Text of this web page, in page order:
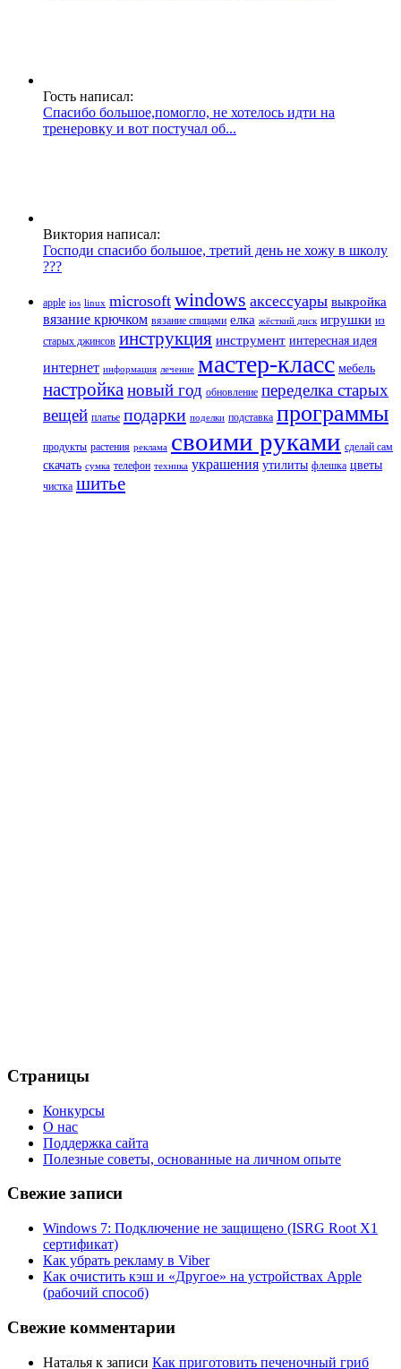
Гость написал:
Спасибо большое,помогло, не хотелось идти на
тренеровку и вот постучал об...
Виктория написал:
Господи спасибо большое, третий день не хожу в школу
???
apple ios linux microsoft windows аксессуары выкройка
вязание крючком вязание спицами елка жёсткий диск игрушки из
старых джинсов инструкция инструмент интересная идея
интернет информация лечение мастер-класс мебель
настройка новый год обновление переделка старых
вещей платье подарки поделки подставка программы
продукты растения реклама своими руками сделай сам
скачать сумка телефон техника украшения утилиты флешка цветы
чистка шитье
Страницы
Конкурсы
О нас
Поддержка сайта
Полезные советы, основанные на личном опыте
Свежие записи
Windows 7: Подключение не защищено (ISRG Root X1
сертификат)
Как убрать рекламу в Viber
Как очистить кэш и «Другое» на устройствах Apple
(рабочий способ)
Свежие комментарии
Наталья к записи Как приготовить печеночный гриб